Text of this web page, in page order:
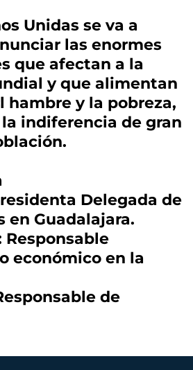
Unidas se va a
las enormes
que afectan a la
y que alimentan
hambre y la pobreza,
indiferencia de gran
Delegada de
en Guadalajara.
Responsable
económico en la
de